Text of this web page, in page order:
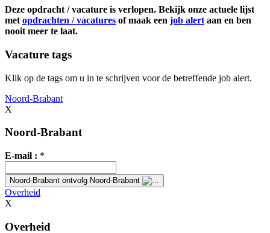
Deze opdracht / vacature is verlopen. Bekijk onze actuele lijst
met opdrachten / vacatures of maak een job alert aan en ben
nooit meer te laat.
Vacature tags
Klik op de tags om u in te schrijven voor de betreffende job alert.
Noord-Brabant
X
Noord-Brabant
E-mail : *
Noord-Brabant ontvolg Noord-Brabant
Overheid
X
Overheid